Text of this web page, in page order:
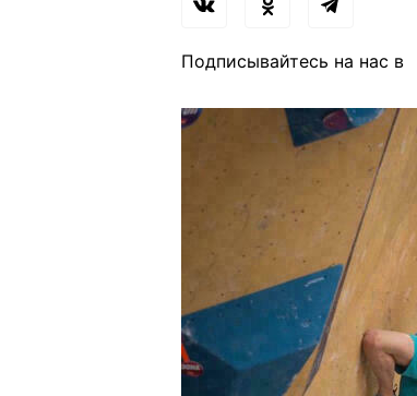
Подписывайтесь на нас в